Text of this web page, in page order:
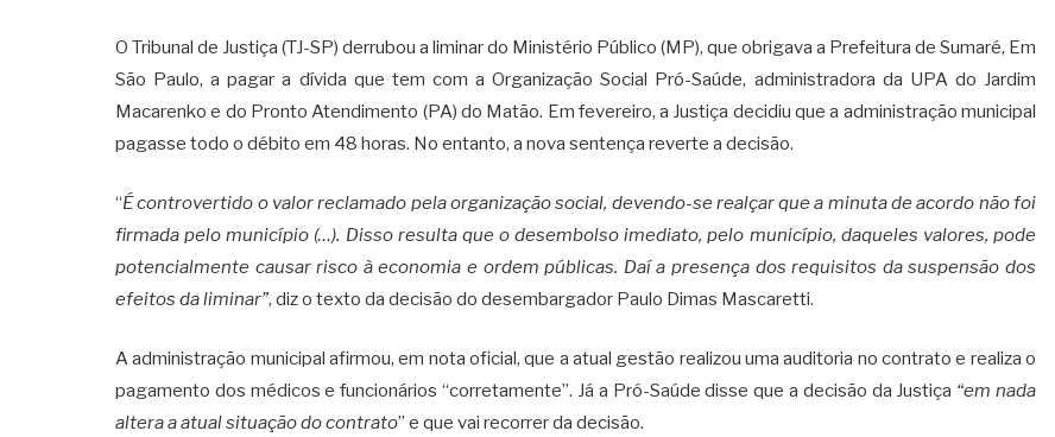
O Tribunal de Justiça (TJ-SP) derrubou a liminar do Ministério Público (MP), que obrigava a Prefeitura de Sumaré, Em
São Paulo, a pagar a dívida que tem com a Organização Social Pró-Saúde, administradora da UPA do Jardim
Macarenko e do Pronto Atendimento (PA) do Matão. Em fevereiro, a Justiça decidiu que a administração municipal
pagasse todo o débito em 48 horas. No entanto, a nova sentença reverte a decisão.
“É controvertido o valor reclamado pela organização social, devendo-se realçar que a minuta de acordo não foi
firmada pelo município (…). Disso resulta que o desembolso imediato, pelo município, daqueles valores, pode
potencialmente causar risco à economia e ordem públicas. Daí a presença dos requisitos da suspensão dos
efeitos da liminar”, diz o texto da decisão do desembargador Paulo Dimas Mascaretti.
A administração municipal afirmou, em nota oficial, que a atual gestão realizou uma auditoria no contrato e realiza o
pagamento dos médicos e funcionários “corretamente”. Já a Pró-Saúde disse que a decisão da Justiça “em nada
altera a atual situação do contrato” e que vai recorrer da decisão.